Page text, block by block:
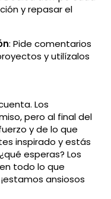
y repasar el
: Pide comentarios
y utilízalos
Los
pero al final del
y de lo que
inspirado y estás
esperas? Los
todo lo que
ansiosos